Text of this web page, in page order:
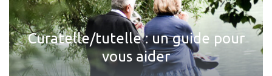
Curatelle/tutelle : un guide pour
vous aider